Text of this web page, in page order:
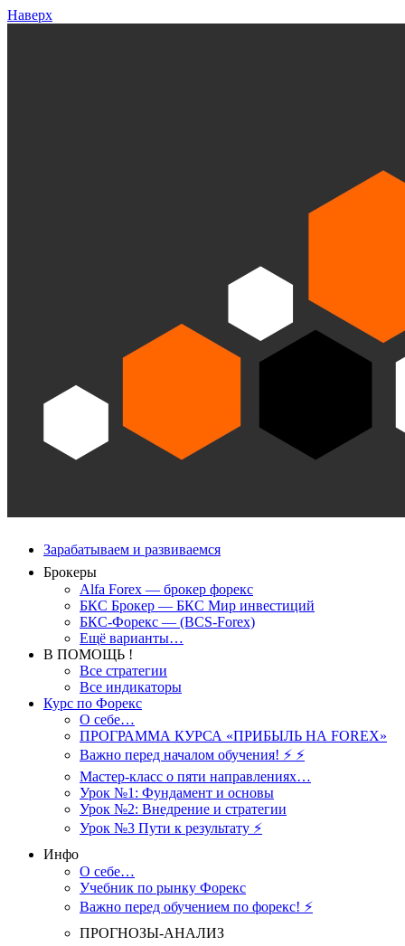
Наверх
Зарабатываем и развиваемся
Брокеры
Alfa Forex — брокер форекс
БКС Брокер — БКС Мир инвестиций
БКС-Форекс — (BCS-Forex)
Ещё варианты…
В ПОМОЩЬ !
Все стратегии
Все индикаторы
Курс по Форекс
О себе…
ПРОГРАММА КУРСА «ПРИБЫЛЬ НА FOREX»
Важно перед началом обучения! ⚡ ⚡
Мастер-класс о пяти направлениях…
Урок №1: Фундамент и основы
Урок №2: Внедрение и стратегии
Урок №3 Пути к результату ⚡️
Инфо
О себе…
Учебник по рынку Форекс
Важно перед обучением по форекс! ⚡
ПРОГНОЗЫ-АНАЛИЗ